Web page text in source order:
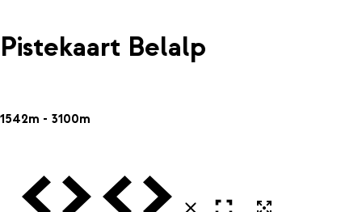
Pistekaart Belalp
1542m - 3100m
Vorige VolgendeVorige Volgende
SluitenOpen in volledig scherm